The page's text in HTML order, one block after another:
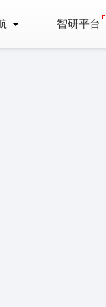
智研平台